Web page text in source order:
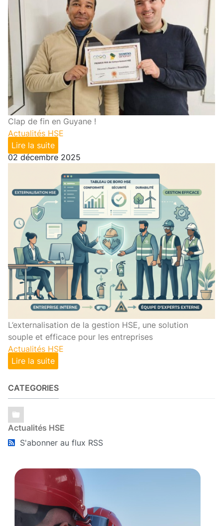
Clap de fin en Guyane !
Actualités HSE
Lire la suite
02 décembre 2025
L’externalisation de la gestion HSE, une solution
souple et efficace pour les entreprises
Actualités HSE
Lire la suite
CATEGORIES
Actualités HSE
S'abonner au flux RSS